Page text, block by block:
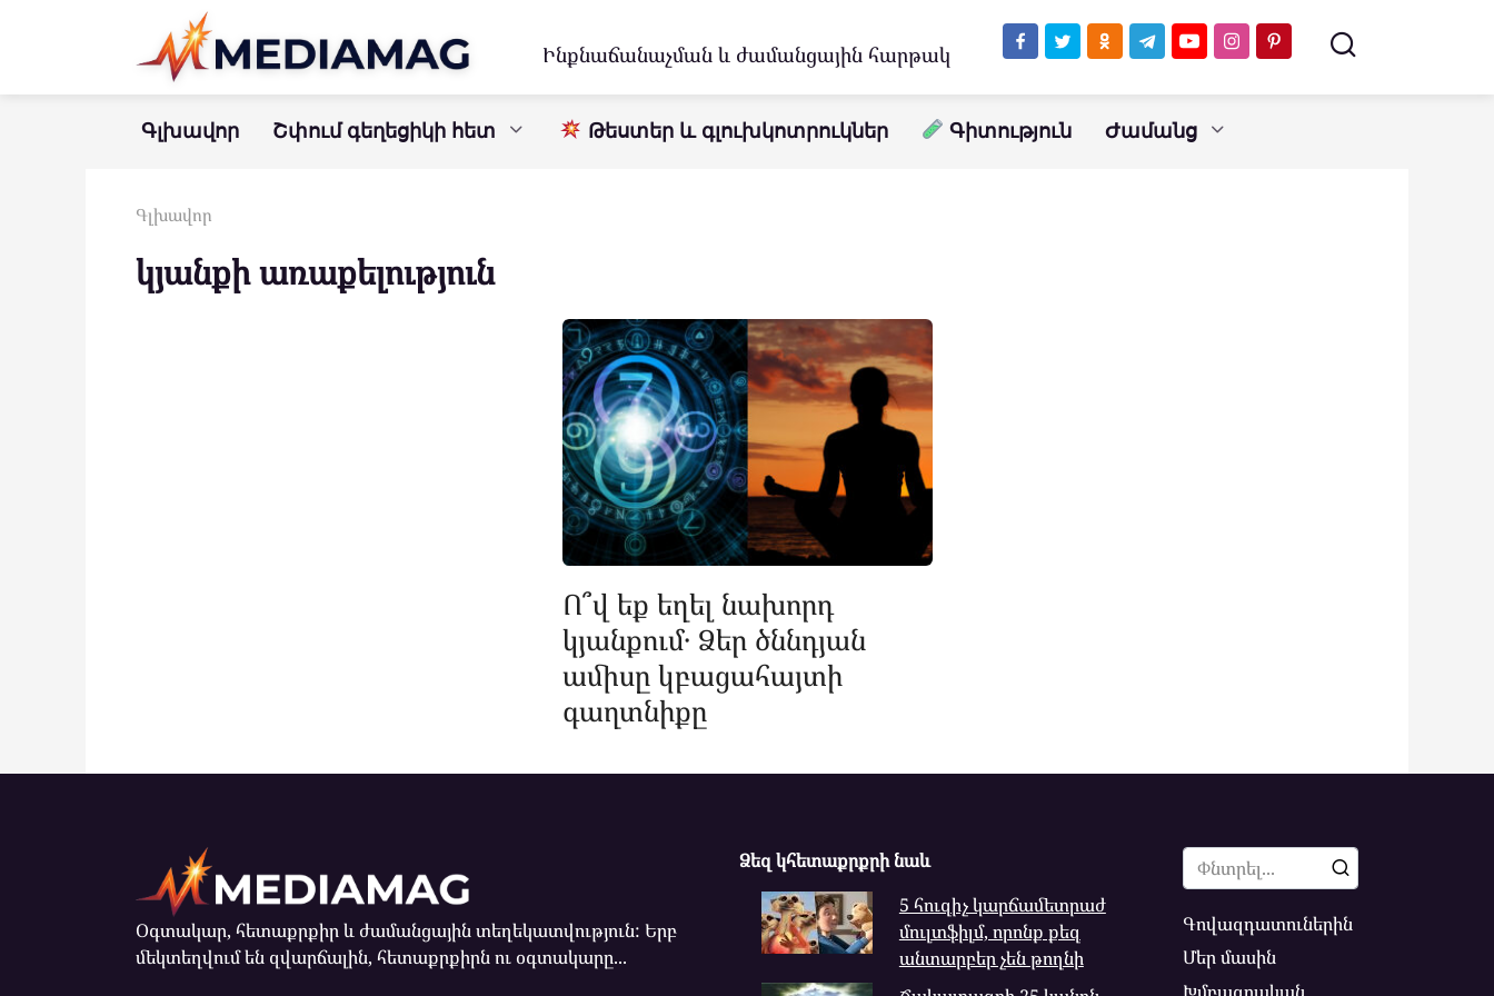
Ինքնաճանաչման և ժամանցային հարթակ
Գլխավոր Շփում գեղեցիկի հետ Թեստեր և գլուխկոտրուկներ Գիտություն Ժամանց
Գլխավոր
կյանքի առաքելություն
Ո՞վ եք եղել նախորդ
կյանքում․ Ձեր ծննդյան
ամիսը կբացահայտի
գաղտնիքը
Օգտակար, հետաքրքիր և ժամանցային տեղեկատվություն: Երբ
մեկտեղվում են զվարճալին, հետաքրքիրն ու օգտակարը...
Ձեզ կհետաքրքրի նաև
5 հուզիչ կարճամետրաժ
մուլտֆիլմ, որոնք քեզ
անտարբեր չեն թողնի
Search
for:
Գովազդատուներին
Մեր մասին